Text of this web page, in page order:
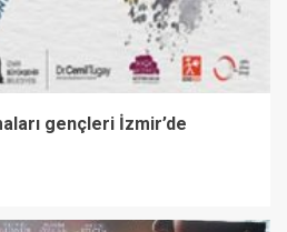
gençleri İzmir’de